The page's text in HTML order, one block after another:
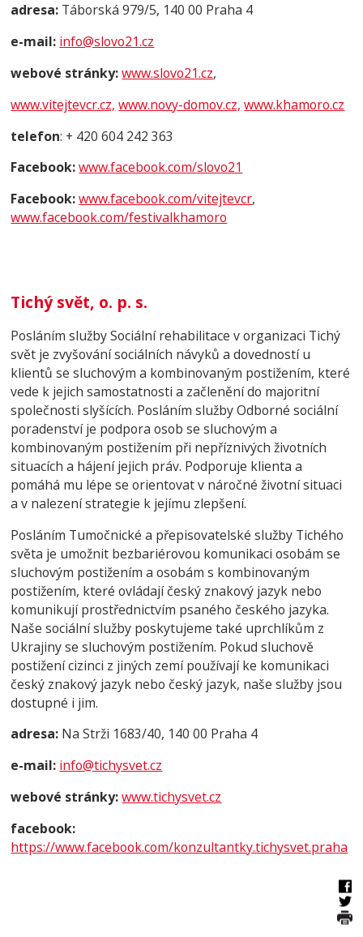
adresa: Táborská 979/5, 140 00 Praha 4
e-mail: info@slovo21.cz
webové stránky: www.slovo21.cz,
www.vitejtevcr.cz, www.novy-domov.cz, www.khamoro.cz
telefon: + 420 604 242 363
Facebook: www.facebook.com/slovo21
Facebook: www.facebook.com/vitejtevcr,
www.facebook.com/festivalkhamoro
Tichý svět, o. p. s.
Posláním služby Sociální rehabilitace v organizaci Tichý
svět je zvyšování sociálních návyků a dovedností u
klientů se sluchovým a kombinovaným postižením, které
vede k jejich samostatnosti a začlenění do majoritní
společnosti slyšících. Posláním služby Odborné sociální
poradenství je podpora osob se sluchovým a
kombinovaným postižením při nepříznivých životních
situacích a hájení jejich práv. Podporuje klienta a
pomáhá mu lépe se orientovat v náročné životní situaci
a v nalezení strategie k jejímu zlepšení.
Posláním Tumočnické a přepisovatelské služby Tichého
světa je umožnit bezbariérovou komunikaci osobám se
sluchovým postižením a osobám s kombinovaným
postižením, které ovládají český znakový jazyk nebo
komunikujíprostřednictvím psaného českého jazyka.
Naše sociální služby poskytujeme také uprchlíkům z
Ukrajiny se sluchovým postižením. Pokud sluchově
postižení cizinci z jiných zemí používají ke komunikaci
český znakový jazyk nebo český jazyk, naše služby jsou
dostupné i jim.
adresa: Na Strži 1683/40, 140 00 Praha 4
e-mail: info@tichysvet.cz
webové stránky:www.tichysvet.cz
facebook:
https://www.facebook.com/konzultantky.tichysvet.praha